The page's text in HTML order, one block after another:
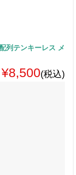
列テンキーレス メ
¥8,500(税込)